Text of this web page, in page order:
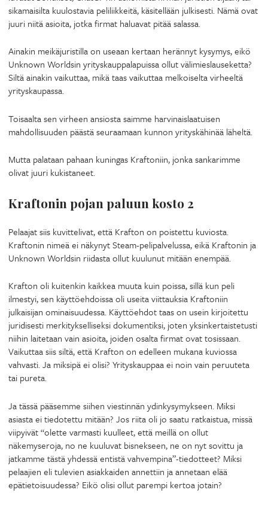
sikamaisilta kuulostavia peliliikkeitä, käsitellään julkisesti. Nämä ovat
juuri niitä asioita, jotka firmat haluavat pitää salassa.
Ainakin meikäjuristilla on useaan kertaan herännyt kysymys, eikö
Unknown Worldsin yrityskauppalapuissa ollut välimieslauseketta?
Siltä ainakin vaikuttaa, mikä taas vaikuttaa melkoiselta virheeltä
yrityskaupassa.
Toisaalta sen virheen ansiosta saimme harvinaislaatuisen
mahdollisuuden päästä seuraamaan kunnon yrityskähinää läheltä.
Mutta palataan pahaan kuningas Kraftoniin, jonka sankarimme
olivat juuri kukistaneet.
Kraftonin pojan paluun kosto 2
Pelaajat siis kuvittelivat, että Krafton on poistettu kuviosta.
Kraftonin nimeä ei näkynyt Steam-pelipalvelussa, eikä Kraftonin ja
Unknown Worldsin riidasta ollut kuulunut mitään enempää.
Krafton oli kuitenkin kaikkea muuta kuin poissa, sillä kun peli
ilmestyi, sen käyttöehdoissa oli useita viittauksia Kraftoniin
julkaisijan ominaisuudessa. Käyttöehdot taas on usein kirjoitettu
juridisesti merkitykselliseksi dokumentiksi, joten yksinkertaistetusti
niihin laitetaan vain asioita, joiden osalta firmat ovat tosissaan.
Vaikuttaa siis siltä, että Krafton on edelleen mukana kuviossa
vahvasti. Ja miksipä ei olisi? Yrityskauppaa ei noin vain peruuteta
tai pureta.
Ja tässä pääsemme siihen viestinnän ydinkysymykseen. Miksi
asiasta ei tiedotettu mitään? Jos riita oli jo saatu ratkaistua, missä
viipyivät “olette varmasti kuulleet, että meillä on ollut
näkemyseroja, no ne kuuluvat bisnekseen, ne on nyt sovittu ja
jatkamme tästä yhdessä entistä vahvempina”-tiedotteet? Miksi
pelaajien eli tulevien asiakkaiden annettiin ja annetaan elää
epätietoisuudessa? Eikö olisi ollut parempi kertoa jotain?